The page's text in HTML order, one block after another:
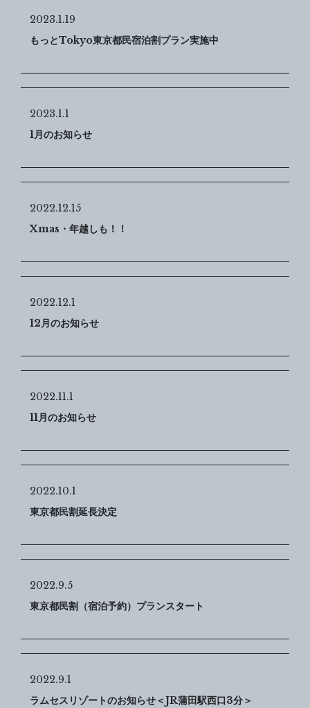
2023.1.19
もっとTokyo東京都民宿泊割プラン実施中
2023.1.1
1月のお知らせ
2022.12.15
Xmas・年越しも！！
2022.12.1
12月のお知らせ
2022.11.1
11月のお知らせ
2022.10.1
東京都民割延長決定
2022.9.5
東京都民割（宿泊予約）プランスタート
2022.9.1
ラムセスリゾートのお知らせ＜JR蒲田駅西口3分＞